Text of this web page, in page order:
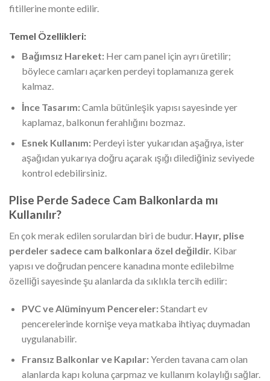
fitillerine monte edilir.
Temel Özellikleri:
Bağımsız Hareket:Her cam panel için ayrı üretilir;
böylece camları açarken perdeyi toplamanıza gerek
kalmaz.
İnce Tasarım:Camla bütünleşik yapısı sayesinde yer
kaplamaz, balkonun ferahlığını bozmaz.
Esnek Kullanım:Perdeyi ister yukarıdan aşağıya, ister
aşağıdan yukarıya doğru açarak ışığı dilediğiniz seviyede
kontrol edebilirsiniz.
Plise Perde Sadece Cam Balkonlarda mı
Kullanılır?
En çok merak edilen sorulardan biri de budur. Hayır, plise
perdeler sadece cam balkonlara özel değildir. Kibar
yapısı ve doğrudan pencere kanadına monte edilebilme
özelliği sayesinde şu alanlarda da sıklıkla tercih edilir:
PVC ve Alüminyum Pencereler:Standart ev
pencerelerinde kornişe veya matkaba ihtiyaç duymadan
uygulanabilir.
Fransız Balkonlar ve Kapılar:Yerden tavana cam olan
alanlarda kapı koluna çarpmaz ve kullanım kolaylığı sağlar.